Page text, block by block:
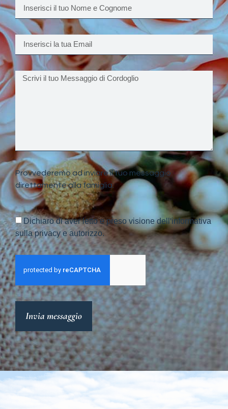
Provvederemo ad inviare il tuo messaggio
direttamente alla famiglia.
Dichiaro di aver letto e preso visione dell'informativa
sulla privacy e autorizzo.
Invia messaggio